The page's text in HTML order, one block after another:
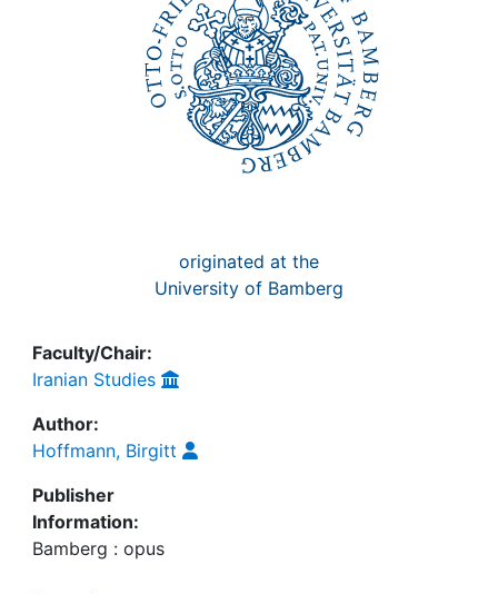
originated at the
University of Bamberg
Faculty/Chair:
Iranian Studies
Author:
Hoffmann, Birgitt
Publisher
Information:
Bamberg : opus